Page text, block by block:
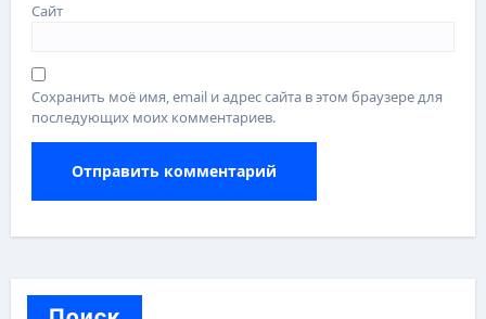
Сайт
Сохранить моё имя, email и адрес сайта в этом браузере для
последующих моих комментариев.